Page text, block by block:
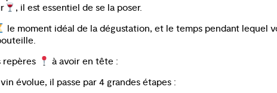
, il est essentiel de se la poser.
le moment idéal de la dégustation, et le temps pendant lequel
repères
à avoir en tête :
évolue, il passe par 4 grandes étapes :